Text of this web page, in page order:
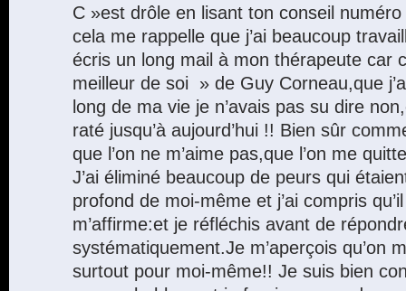
C »est drôle en lisant ton conseil
cela me rappelle que j’ai beaucoup
écris un long mail à mon thérapeute car
meilleur de soi » de Guy Corneau,que
long de ma vie je n’avais pas su dire
raté jusqu’à aujourd’hui !! Bien sûr
que l’on ne m’aime pas,que l’on me
J’ai éliminé beaucoup de peurs qui
profond de moi-même et j’ai compris
m’affirme:et je réfléchis avant de
systématiquement.Je m’aperçois qu’on
surtout pour moi-même!! Je suis bien